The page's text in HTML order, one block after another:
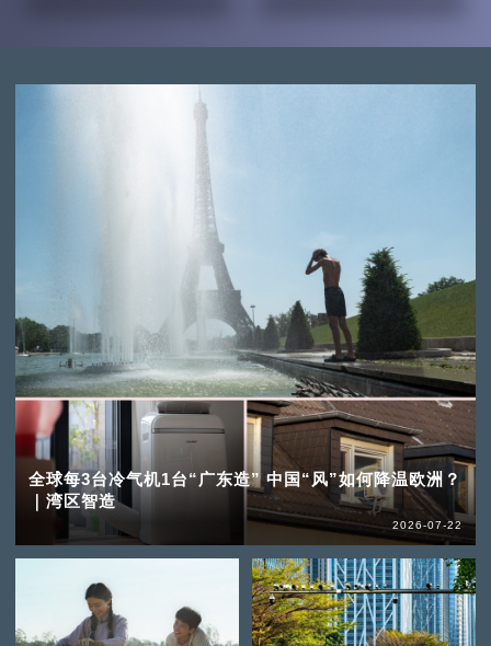
全球每3台冷气机1台“广东造” 中国“风”如何降温欧洲？
｜湾区智造
2026-07-22